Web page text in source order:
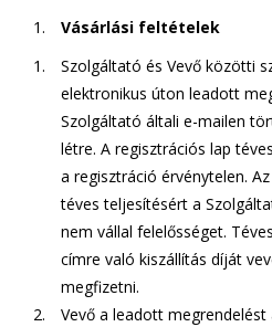
Vásárlási feltételek
Szolgáltató és Vevő közötti
elektronikus úton leadott
Szolgáltató általi e-mailen
létre. A regisztrációs lap
a regisztráció érvénytelen.
téves teljesítésért a
nem vállal felelősséget.
címre való kiszállítás díját
megfizetni.
Vevő a leadott